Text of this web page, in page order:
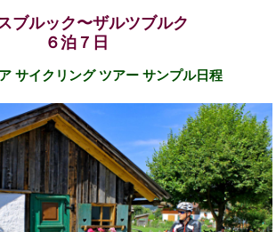
ブルック〜ザルツブルク
６泊７日
サイクリング ツアー サンプル日程